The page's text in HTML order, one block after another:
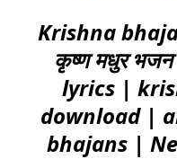
Krishna
कृष्ण मधुर
lyrics |
download |
bhajans |